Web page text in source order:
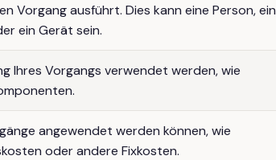
Vorgang ausführt. Dies kann eine Person, ein
ein Gerät sein.
Ihres Vorgangs verwendet werden, wie
angewendet werden können, wie
oder andere Fixkosten.